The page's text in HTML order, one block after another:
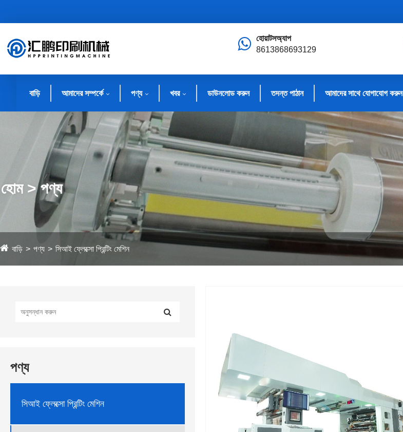
হোয়াটসঅ্যাপ
8613868693129
বাড়ি আমাদের সম্পর্কে পণ্য খবর ডাউনলোড করুন তদন্ত পাঠান আমাদের সাথে যোগাযোগ করুন
হোম > পণ্য
বাড়ি পণ্য সিআই ফ্লেক্সো প্রিন্টিং মেশিন
পণ্য
সিআই ফ্লেক্সো প্রিন্টিং মেশিন